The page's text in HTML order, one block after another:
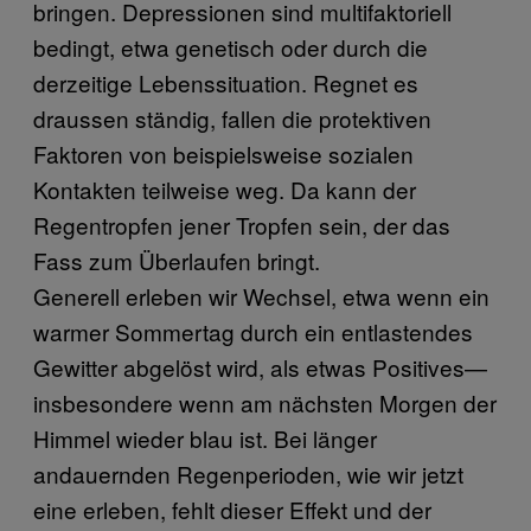
bringen. Depressionen sind multifaktoriell
bedingt, etwa genetisch oder durch die
derzeitige Lebenssituation. Regnet es
draussen ständig, fallen die protektiven
Faktoren von beispielsweise sozialen
Kontakten teilweise weg. Da kann der
Regentropfen jener Tropfen sein, der das
Fass zum Überlaufen bringt.
Generell erleben wir Wechsel, etwa wenn ein
warmer Sommertag durch ein entlastendes
Gewitter abgelöst wird, als etwas Positives—
insbesondere wenn am nächsten Morgen der
Himmel wieder blau ist. Bei länger
andauernden Regenperioden, wie wir jetzt
eine erleben, fehlt dieser Effekt und der